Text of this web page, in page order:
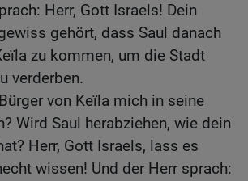
Herr, Gott Israels! Dein
gehört, dass Saul danach
zu kommen, um die Stadt
verderben.
von Keïla mich in seine
Wird Saul herabziehen, wie dein
Herr, Gott Israels, lass es
wissen! Und der Herr sprach: